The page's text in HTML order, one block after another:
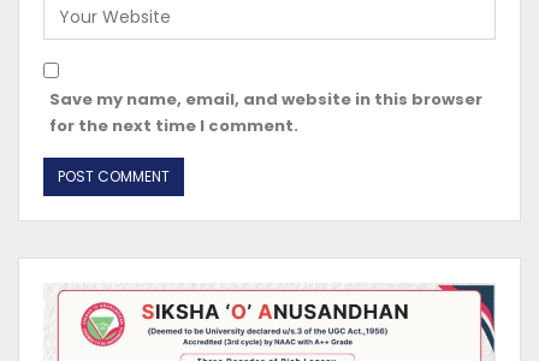
Save my name, email, and website in this browser
for the next time I comment.